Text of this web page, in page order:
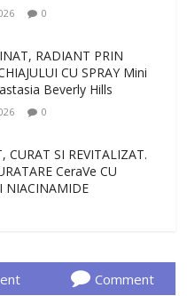
0
RADIANT PRIN
CU SPRAY Mini
Beverly Hills
0
CURAT SI REVITALIZAT.
CeraVe CU
NIACINAMIDE
Idei inedite, cadouri
avea la Giftspot.ro,
Comment